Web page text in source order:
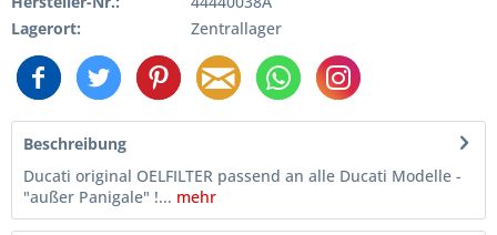
Lagerort:
Zentrallager
Beschreibung
Ducati original OELFILTER passend an alle Ducati Modelle -
"außer Panigale" !... mehr